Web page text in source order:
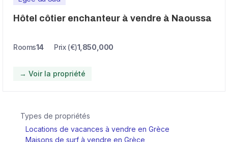
Hôtel côtier enchanteur à vendre à Naoussa
Rooms14 Prix (€)1,850,000
→ Voir la propriété
Types de propriétés
Locations de vacances à vendre en Grèce
Maisons de surf à vendre en Grèce